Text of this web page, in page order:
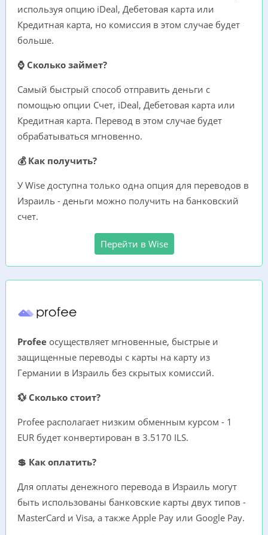
используя опцию iDeal, Дебетовая карта или
Кредитная карта, но комиссия в этом случае будет
больше.
⌚ Сколько займет?
Самый быстрый способ отправить деньги с
помощью опции Счет, iDeal, Дебетовая карта или
Кредитная карта. Перевод в этом случае будет
обрабатываться мгновенно.
💰 Как получить?
У Wise доступна только одна опция для переводов в
Израиль - деньги можно получить на банковский
счет.
Перейти в Wise
Profee осуществляет мгновенные, быстрые и
защищенные переводы с карты на карту из
Германии в Израиль без скрытых комиссий.
💱 Сколько стоит?
Profee располагает низким обменным курсом - 1
EUR будет конвертирован в 3.5170 ILS.
💲 Как оплатить?
Для оплаты денежного перевода в Израиль могут
быть использованы банковские карты двух типов -
MasterCard и Visa, а также Apple Pay или Google Pay.